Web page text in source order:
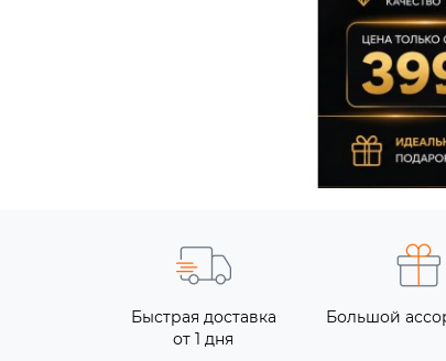
Быстрая доставка
от 1 дня
Большой